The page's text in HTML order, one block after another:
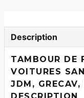
Description
TAMBOUR DE
VOITURES
JDM,